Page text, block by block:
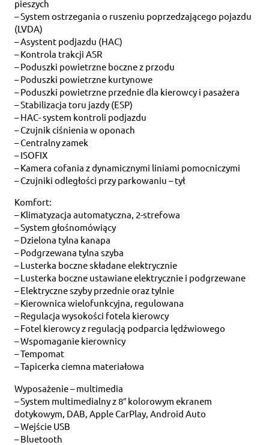
pieszych
– System ostrzegania o ruszeniu poprzedzającego pojazdu
(LVDA)
– Asystent podjazdu (HAC)
– Kontrola trakcji ASR
– Poduszki powietrzne boczne z przodu
– Poduszki powietrzne kurtynowe
– Poduszki powietrzne przednie dla kierowcy i pasażera
– Stabilizacja toru jazdy (ESP)
– HAC- system kontroli podjazdu
– Czujnik ciśnienia w oponach
– Centralny zamek
– ISOFIX
– Kamera cofania z dynamicznymi liniami pomocniczymi
– Czujniki odległości przy parkowaniu – tył
Komfort:
– Klimatyzacja automatyczna, 2-strefowa
– System głośnomówiący
– Dzielona tylna kanapa
– Podgrzewana tylna szyba
– Lusterka boczne składane elektrycznie
– Lusterka boczne ustawiane elektrycznie i podgrzewane
– Elektryczne szyby przednie oraz tylnie
– Kierownica wielofunkcyjna, regulowana
– Regulacja wysokości fotela kierowcy
– Fotel kierowcy z regulacją podparcia lędźwiowego
– Wspomaganie kierownicy
– Tempomat
– Tapicerka ciemna materiałowa
Wyposażenie – multimedia
– System multimedialny z 8″ kolorowym ekranem
dotykowym, DAB, Apple CarPlay, Android Auto
– Wejście USB
– Bluetooth